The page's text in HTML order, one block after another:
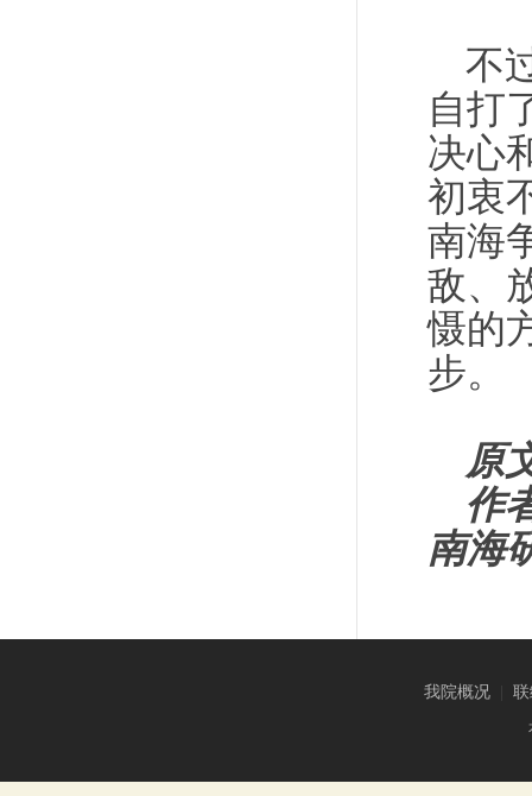
不
自打
决心
初衷
南海
敌、
慑的
步。
原
作
南海
我院概况